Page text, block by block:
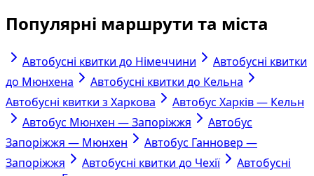
Популярні маршрути та міста
Автобусні квитки до Німеччини
Автобусні квитки
до Мюнхена
Автобусні квитки до Кельна
Автобусні квитки з Харкова
Автобус Харків — Кельн
Автобус Мюнхен — Запоріжжя
Автобус
Запоріжжя — Мюнхен
Автобус Ганновер —
Запоріжжя
Автобусні квитки до Чехії
Автобусні